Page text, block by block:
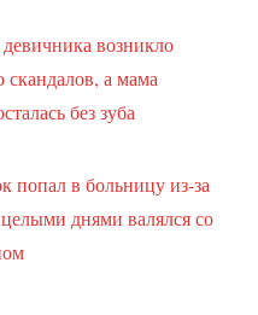
возникло
скандалов, а мама
без зуба
попал в больницу из-за
днями валялся со